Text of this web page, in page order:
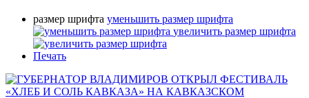
размер шрифта уменьшить размер шрифта
увеличить размер шрифта
Печать